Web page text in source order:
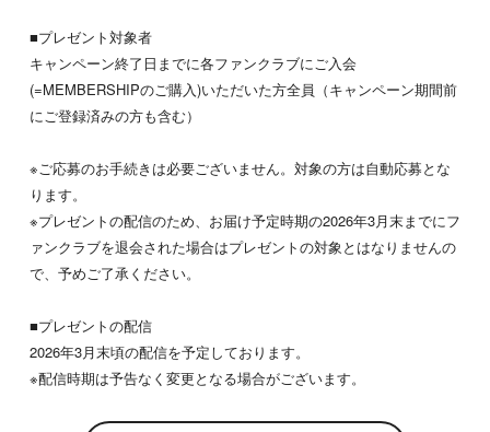
■プレゼント対象者
キャンペーン終了日までに各ファンクラブにご入会
(=MEMBERSHIPのご購入)いただいた方全員（キャンペーン期間前
にご登録済みの方も含む）
※ご応募のお手続きは必要ございません。対象の方は自動応募とな
ります。
※プレゼントの配信のため、お届け予定時期の2026年3月末までにフ
ァンクラブを退会された場合はプレゼントの対象とはなりませんの
で、予めご了承ください。
■プレゼントの配信
2026年3月末頃の配信を予定しております。
※配信時期は予告なく変更となる場合がございます。